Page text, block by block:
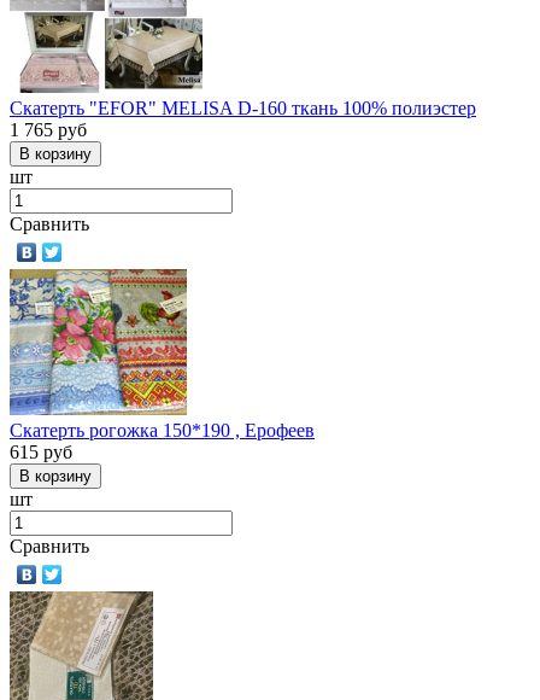
Скатерть "EFOR" MELISA D-160 ткань 100% полиэстер
1 765 руб
шт
Сравнить
Скатерть рогожка 150*190 , Ерофеев
615 руб
шт
Сравнить